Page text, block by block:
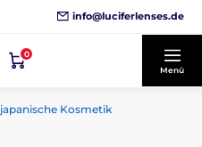
info@luciferlenses.de
0
Menü
Kosmetik